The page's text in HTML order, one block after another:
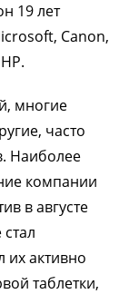
19 лет
Canon,
многие
часто
Наиболее
компании
в августе
их активно
таблетки,